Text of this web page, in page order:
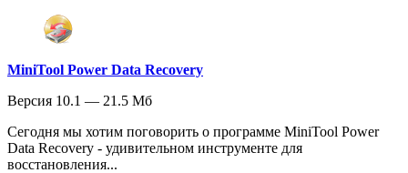
MiniTool Power Data Recovery
Версия 10.1 — 21.5 Мб
Сегодня мы хотим поговорить о программе MiniTool Power
Data Recovery - удивительном инструменте для
восстановления...